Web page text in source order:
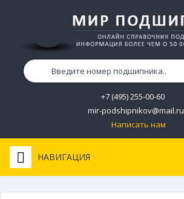
+7 (495) 255-00-60
mir-podshipnikov@mail.ru
Написать нам
НАВИГАЦИЯ